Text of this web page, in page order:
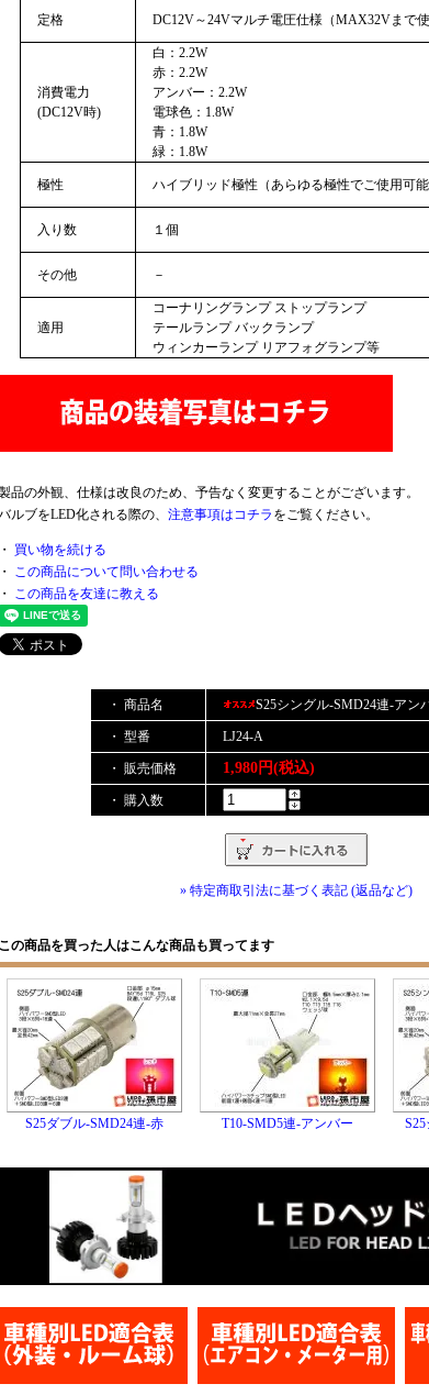
定格 DC12V～24Vマルチ電圧仕様（MAX32Vまで
消費電力
(DC12V時)
白：2.2W
赤：2.2W
アンバー：2.2W
電球色：1.8W
青：1.8W
緑：1.8W
極性 ハイブリッド極性（あらゆる極性でご使用可
入り数 １個
その他 －
適用
コーナリングランプ ストップランプ
テールランプ バックランプ
ウィンカーランプ リアフォグランプ等
品の外観、仕様は改良のため、予告なく変更することがございます。
ルブをLED化される際の、 注意事項はコチラ をご覧ください。
・ 買い物を続ける
・ この商品について問い合わせる
・ この商品を友達に教える
・ 商品名 S25シングル-SMD24連-アン
・ 型番 LJ24-A
・ 販売価格 1,980円(税込)
・ 購入数
» 特定商取引法に基づく表記 (返品など)
この商品を買った人はこんな商品も買ってます
S25ダブル-SMD24連-赤 T10-SMD5連-アンバー